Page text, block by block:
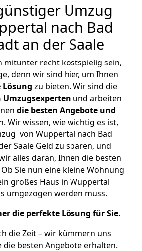
Umzug
nach Bad
an der Saale
mitunter recht kostspielig sein,
denn wir sind hier, um Ihnen
Lösung zu bieten. Wir sind die
und arbeiten
die besten Angebote und
Wir wissen, wie wichtig es ist,
von Wuppertal nach Bad
Saale Geld zu sparen, und
alles daran, Ihnen die besten
Sie nun eine kleine Wohnung
großes Haus in Wuppertal
umgezogen werden muss.
die perfekte Lösung für Sie.
die Zeit – wir kümmern uns
die besten Angebote erhalten.